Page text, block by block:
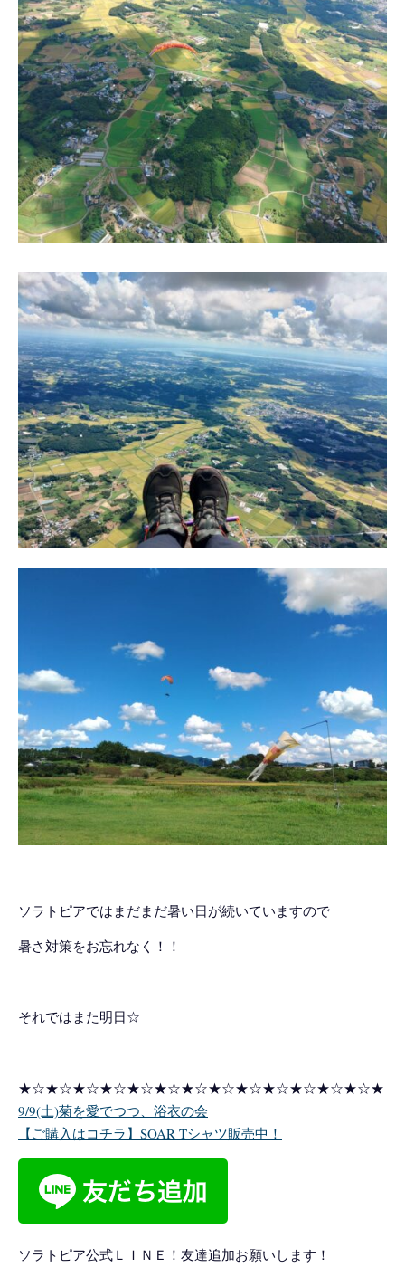
ソラトピアではまだまだ暑い日が続いていますので
暑さ対策をお忘れなく！！
それではまた明日☆
★☆★☆★☆★☆★☆★☆★☆★☆★☆★☆★☆★☆★☆★
9/9(土)菊を愛でつつ、浴衣の会
【ご購入はコチラ】SOAR Tシャツ販売中！
ソラトピア公式ＬＩＮＥ！友達追加お願いします！